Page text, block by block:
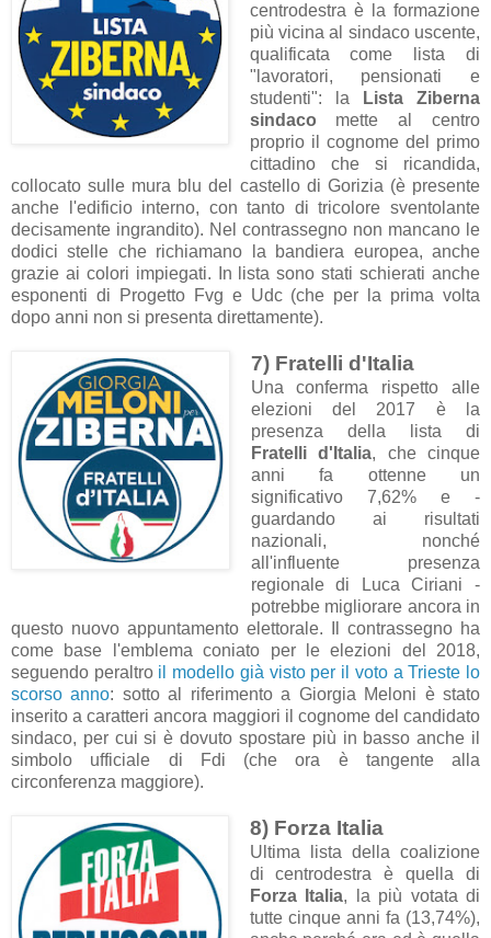
centrodestra è la formazione
più vicina al sindaco uscente,
qualificata come lista di
" lavoratori, pensionati e
studenti": la
Lista Ziberna
sindaco mette al centro
proprio il cognome del primo
cittadino che si ricandida,
collocato sulle mura blu del castello di Gorizia (è presente
anche l'edificio interno, con tanto di tricolore sventolante
decisamente ingrandito). Nel contrassegno non mancano le
dodici stelle che richiamano la bandiera europea, anche
grazie ai colori impiegati. In lista sono stati schierati anche
esponenti di
Progetto Fvg e Udc (che per la prima volta
dopo anni non si presenta direttamente).
7) Fratelli d'Italia
Una conferma rispetto alle
elezioni del 2017 è la
presenza della lista di
Fratelli d'Italia, che cinque
anni fa ottenne un
significativo 7,62% e -
guardando ai risultati
nazionali, nonché
all'influente presenza
regionale di Luca Ciriani -
potrebbe migliorare ancora in
questo nuovo appuntamento elettorale. Il contrassegno ha
come base l'emblema coniato per le elezioni del 2018,
seguendo peraltro il modello già visto per il voto a Trieste lo
scorso anno: sotto al riferimento a Giorgia Meloni è stato
inserito a caratteri ancora maggiori il cognome del candidato
sindaco, per cui si è dovuto spostare più in basso anche il
simbolo ufficiale di Fdi (che ora è tangente alla
circonferenza maggiore).
8) Forza Italia
Ultima lista della coalizione
di centrodestra è quella di
Forza Italia, la più votata di
tutte cinque anni fa (13,74%),